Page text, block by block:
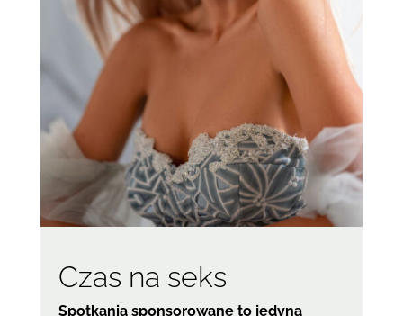
Czas na seks
Spotkania sponsorowane to jedyna